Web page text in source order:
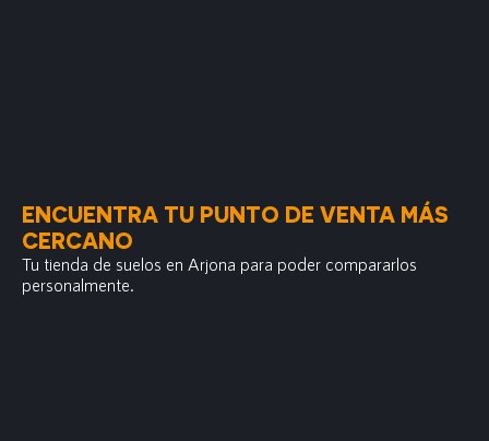
ENCUENTRA TU PUNTO DE VENTA MÁS
CERCANO
Tu tienda de suelos en Arjona para poder compararlos
personalmente.